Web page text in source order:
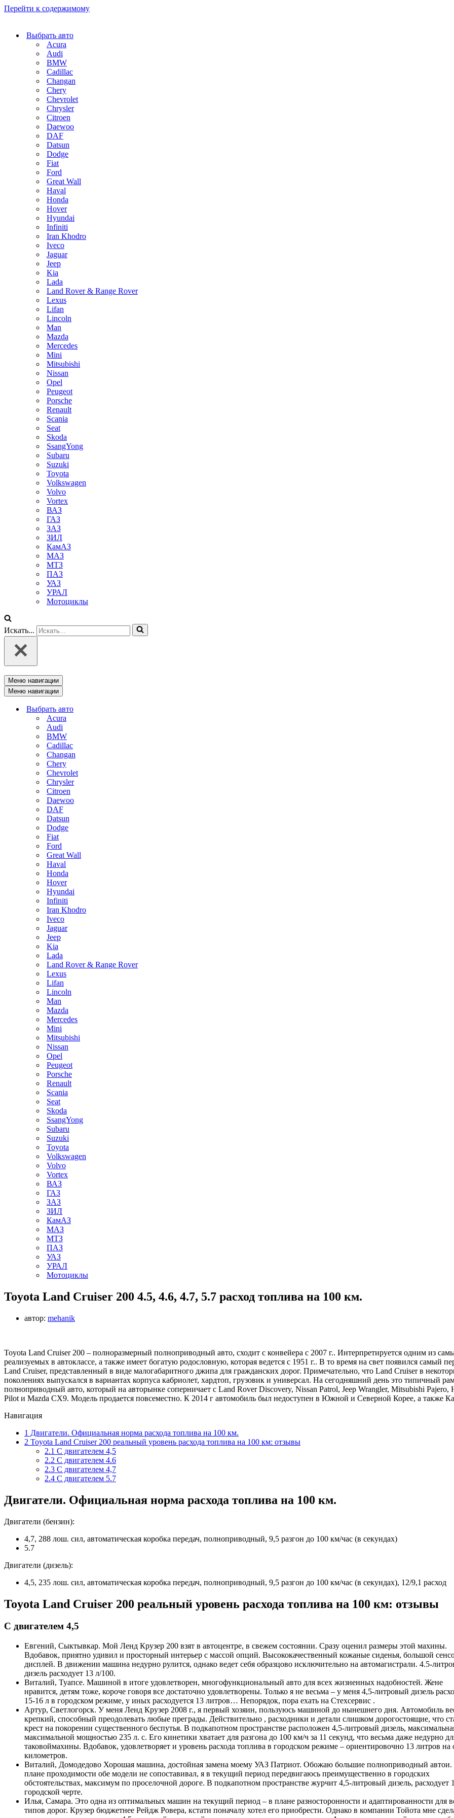
Перейти к содержимому
Выбрать авто
Acura
Audi
BMW
Cadillac
Changan
Chery
Chevrolet
Chrysler
Citroen
Daewoo
DAF
Datsun
Dodge
Fiat
Ford
Great Wall
Haval
Honda
Hover
Hyundai
Infiniti
Iran Khodro
Iveco
Jaguar
Jeep
Kia
Lada
Land Rover & Range Rover
Lexus
Lifan
Lincoln
Man
Mazda
Mercedes
Mini
Mitsubishi
Nissan
Opel
Peugeot
Porsche
Renault
Scania
Seat
Skoda
SsangYong
Subaru
Suzuki
Toyota
Volkswagen
Volvo
Vortex
ВАЗ
ГАЗ
ЗАЗ
ЗИЛ
КамАЗ
МАЗ
МТЗ
ПАЗ
УАЗ
УРАЛ
Мотоциклы
Искать...
Меню навигации
Меню навигации
Выбрать авто
Acura
Audi
BMW
Cadillac
Changan
Chery
Chevrolet
Chrysler
Citroen
Daewoo
DAF
Datsun
Dodge
Fiat
Ford
Great Wall
Haval
Honda
Hover
Hyundai
Infiniti
Iran Khodro
Iveco
Jaguar
Jeep
Kia
Lada
Land Rover & Range Rover
Lexus
Lifan
Lincoln
Man
Mazda
Mercedes
Mini
Mitsubishi
Nissan
Opel
Peugeot
Porsche
Renault
Scania
Seat
Skoda
SsangYong
Subaru
Suzuki
Toyota
Volkswagen
Volvo
Vortex
ВАЗ
ГАЗ
ЗАЗ
ЗИЛ
КамАЗ
МАЗ
МТЗ
ПАЗ
УАЗ
УРАЛ
Мотоциклы
Toyota Land Cruiser 200 4.5, 4.6, 4.7, 5.7 расход топлива на 100 км.
автор: mehanik
Toyota Land Cruiser 200 – полноразмерный полноприводный авто, сходит с конвейера с 2007 г.. Интерпретируется одним из
реализуемых в автоклассе, а также имеет богатую родословную, которая ведется с 1951 г.. В то время на свет появился самый
Land Cruiser, представленный в виде малогабаритного джипа для гражданских дорог. Примечательно, что Land Cruiser в
поколениях выпускался в вариантах корпуса кабриолет, хардтоп, грузовик и универсал. На сегодняшний день это типичный
полноприводный авто, который на авторынке соперничает с Land Rover Discovery, Nissan Patrol, Jeep Wrangler, Mitsubishi Pajero,
Pilot и Mazda CX9. Модель продается повсеместно. К 2014 г автомобиль был недоступен в Южной и Северной Корее, а также
Навигация
1 Двигатели. Официальная норма расхода топлива на 100 км.
2 Toyota Land Cruiser 200 реальный уровень расхода топлива на 100 км: отзывы
2.1 С двигателем 4,5
2.2 С двигателем 4.6
2.3 С двигателем 4,7
2.4 С двигателем 5.7
Двигатели. Официальная норма расхода топлива на 100 км.
Двигатели (бензин):
4,7, 288 лош. сил, автоматическая коробка передач, полноприводный, 9,5 разгон до 100 км/час (в секундах)
5.7
Двигатели (дизель):
4,5, 235 лош. сил, автоматическая коробка передач, полноприводный, 9,5 разгон до 100 км/час (в секундах), 12/9,1 расход
Toyota Land Cruiser 200 реальный уровень расхода топлива на 100 км: отзывы
С двигателем 4,5
Евгений, Сыктывкар. Мой Ленд Крузер 200 взят в автоцентре, в свежем состоянии. Сразу оценил размеры этой махины.
Вдобавок, приятно удивил и просторный интерьер с массой опций. Высококачественный кожаные сиденья, большой
дисплей. В движении машина недурно рулится, однако ведет себя образцово исключительно на автомагистрали. 4.5-
дизель расходует 13 л/100.
Виталий, Туапсе. Машиной в итоге удовлетворен, многофункциональный авто для всех жизненных надобностей. Жене
нравится, детям тоже, короче говоря все достаточно удовлетворены. Только я не весьма – у меня 4,5-литровый дизель
15-16 л в городском режиме, у иных расходуется 13 литров… Непорядок, пора ехать на Стехсервис .
Артур, Светлогорск. У меня Ленд Крузер 2008 г., я первый хозяин, пользуюсь машиной до нынешнего дня. Автомобиль
крепкий, способный преодолевать любые преграды. Действительно , расходники и детали слишком дорогостоящие, что
крест на покорении существенного беспутья. В подкапотном пространстве расположен 4,5-литровый дизель,
максимальной мощностью 235 л. с. Его кинетики хватает для разгона до 100 км/ч за 11 секунд, что весьма даже недурно
таковоймахины. Вдобавок, удовлетворяет и уровень расхода топлива в городском режиме – ориентировочно 13 литров на
километров.
Виталий, Домодедово Хорошая машина, достойная замена моему УАЗ Патриот. Обожаю большие полноприводный
плане проходимости обе модели не сопоставивал, я в текущий период передвигаюсь преимущественно в городских
обстоятельствах, максимум по проселочной дороге. В подкапотном пространстве журчит 4,5-литровый дизель, расходует
городской черте.
Илья, Самара. Это одна из оптимальных машин на текущий период – в плане разносторонности и адаптированности для
типов дорог. Крузер бюджетнее Рейдж Ровера, кстати поначалу хотел его приобрести. Однако в компании Тойота мне